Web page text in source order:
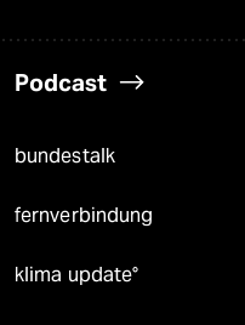
Podcast
bundestalk
fernverbindung
klima update°